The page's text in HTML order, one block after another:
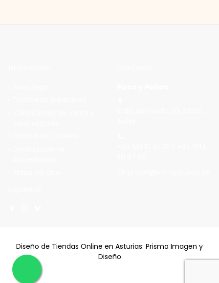
Diseño de Tiendas Online en Asturias: Prisma Imagen y
Diseño